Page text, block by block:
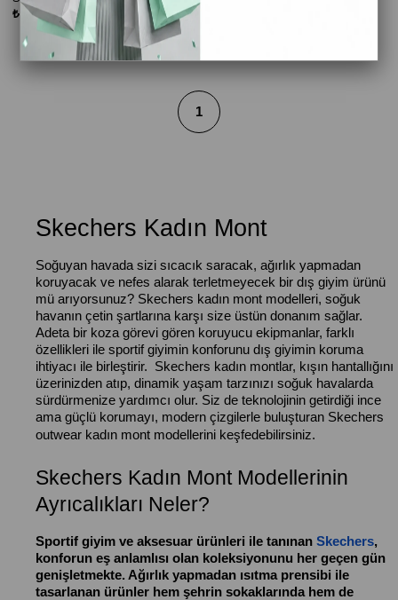
₺4.999,00₺7.499,00
1
Skechers Kadın Mont
Soğuyan havada sizi sıcacık saracak, ağırlık yapmadan
koruyacak ve nefes alarak terletmeyecek bir dış giyim ürünü
mü arıyorsunuz? Skechers kadın mont modelleri, soğuk
havanın çetin şartlarına karşı size üstün donanım sağlar.
Adeta bir koza görevi gören koruyucu ekipmanlar, farklı
özellikleri ile sportif giyimin konforunu dış giyimin koruma
ihtiyacı ile birleştirir. Skechers kadın montlar, kışın hantallığını
üzerinizden atıp, dinamik yaşam tarzınızı soğuk havalarda
sürdürmenize yardımcı olur. Siz de teknolojinin getirdiği ince
ama güçlü korumayı, modern çizgilerle buluşturan Skechers
outwear kadın mont modellerini keşfedebilirsiniz.
Skechers Kadın Mont Modellerinin
Ayrıcalıkları Neler?
Sportif giyim ve aksesuar ürünleri ile tanınan Skechers,
konforun eş anlamlısı olan koleksiyonunu her geçen gün
genişletmekte. Ağırlık yapmadan ısıtma prensibi ile
tasarlanan ürünler hem şehrin sokaklarında hem de